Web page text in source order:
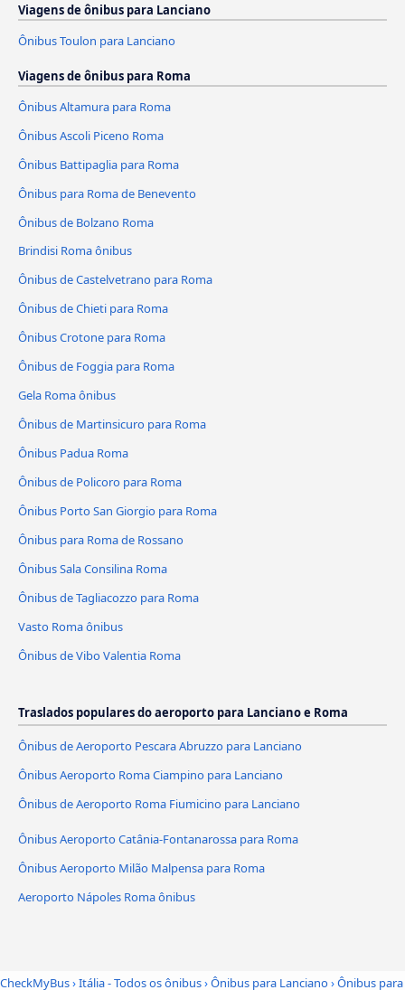
Viagens de ônibus para Lanciano
Ônibus Toulon para Lanciano
Viagens de ônibus para Roma
Ônibus Altamura para Roma
Ônibus Ascoli Piceno Roma
Ônibus Battipaglia para Roma
Ônibus para Roma de Benevento
Ônibus de Bolzano Roma
Brindisi Roma ônibus
Ônibus de Castelvetrano para Roma
Ônibus de Chieti para Roma
Ônibus Crotone para Roma
Ônibus de Foggia para Roma
Gela Roma ônibus
Ônibus de Martinsicuro para Roma
Ônibus Padua Roma
Ônibus de Policoro para Roma
Ônibus Porto San Giorgio para Roma
Ônibus para Roma de Rossano
Ônibus Sala Consilina Roma
Ônibus de Tagliacozzo para Roma
Vasto Roma ônibus
Ônibus de Vibo Valentia Roma
Traslados populares do aeroporto para Lanciano e Roma
Ônibus de Aeroporto Pescara Abruzzo para Lanciano
Ônibus Aeroporto Roma Ciampino para Lanciano
Ônibus de Aeroporto Roma Fiumicino para Lanciano
Ônibus Aeroporto Catânia-Fontanarossa para Roma
Ônibus Aeroporto Milão Malpensa para Roma
Aeroporto Nápoles Roma ônibus
CheckMyBus›Itália - Todos os ônibus›Ônibus para Lanciano›Ônibus para